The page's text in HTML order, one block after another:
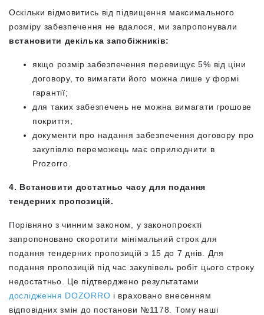
Оскільки відмовитись від підвищення максимального
розміру забезпечення не вдалося, ми запропонували
встановити декілька запобіжників:
якщо розмір забезпечення перевищує 5% від ціни
договору, то вимагати його можна лише у формі
гарантії;
для таких забезпечень не можна вимагати грошове
покриття;
документи про надання забезпечення договору про
закупівлю переможець має оприлюднити в
Prozorro.
4. Встановити достатньо часу для подання
тендерних пропозицій.
Порівняно з чинним законом, у законопроєкті
запропоновано скоротити мінімальний строк для
подання тендерних пропозицій з 15 до 7 днів. Для
подання пропозицій під час закупівель робіт цього строку
недостатньо. Це підтверджено результатами
дослідження DOZORRO і враховано внесенням
відповідних змін до постанови №1178. Тому наші